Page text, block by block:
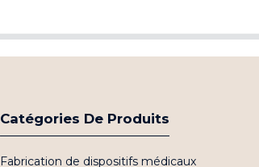
Catégories De Produits
Fabrication de dispositifs médicaux